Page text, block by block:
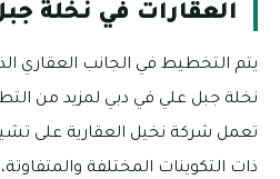
العقارات في نخلة
يتم التخطيط في الجانب العقاري
نخلة جبل علي في دبي لمزيد من
تعمل شركة نخيل العقارية على
ذات التكوينات المختلفة